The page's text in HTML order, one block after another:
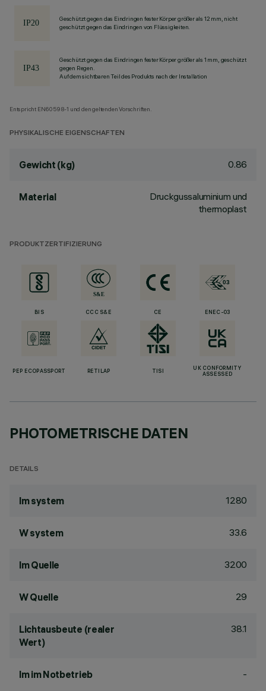
Geschützt gegen das Eindringen fester Körper größer als 12 mm, nicht
geschützt gegen das Eindringen von Flüssigkeiten.
Geschützt gegen das Eindringen fester Körper größer als 1 mm, geschützt
gegen Regen.
Auf dem sichtbaren Teil des Produkts nach der Installation
Entspricht EN60598-1 und den geltenden Vorschriften.
PHYSIKALISCHE EIGENSCHAFTEN
Gewicht (kg) 0.86
Material
Druckgussaluminium und
thermoplast
PRODUKTZERTIFIZIERUNG
BIS CCC S&E CE ENEC-03
PEP ECOPASSPORT RETILAP TISI
UK CONFORMITY
ASSESSED
PHOTOMETRISCHE DATEN
DETAILS
lm system 1280
W system 33.6
lm Quelle 3200
W Quelle 29
Lichtausbeute (realer
Wert)
38.1
lm im Notbetrieb -